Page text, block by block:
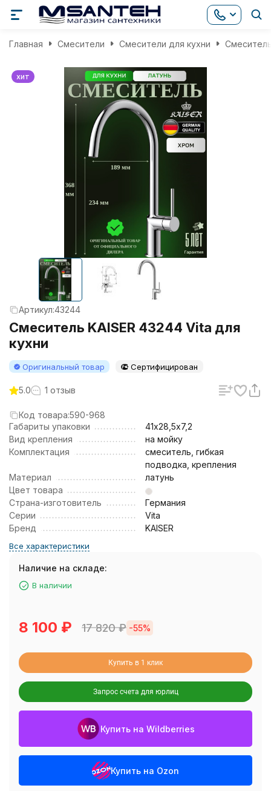
Главная Смесители Смесители для кухни
хит
Артикул:43244
Смеситель KAISER 43244 Vita для
кухни
Оригинальный товар Сертифицирован
5.0 1 отзыв
Код товара:590-968
Габариты упаковки
41х28,5х7,2
Вид крепления
на мойку
Комплектация
смеситель, гибкая
подводка, крепления
Материал
латунь
Цвет товара
Страна-изготовитель
Германия
Серии
Vita
Бренд
KAISER
Все характеристики
Наличие на складе:
В наличии
8 100 ₽ 17 820₽ -55%
Купить в 1 клик
Запрос счета для юрлиц
Купить на Wildberries
Купить на Ozon